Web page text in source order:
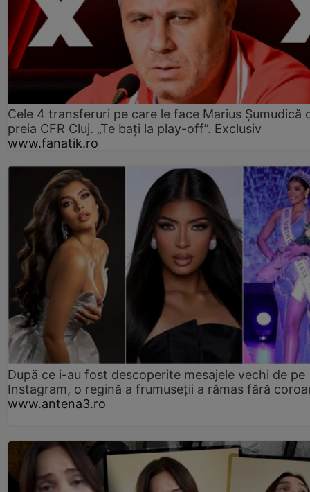
Cele 4 transferuri pe care le face Marius Șumudică
preia CFR Cluj. „Te bați la play-off”. Exclusiv
www.fanatik.ro
După ce i-au fost descoperite mesajele vechi de pe
Instagram, o regină a frumuseții a rămas fără
www.antena3.ro